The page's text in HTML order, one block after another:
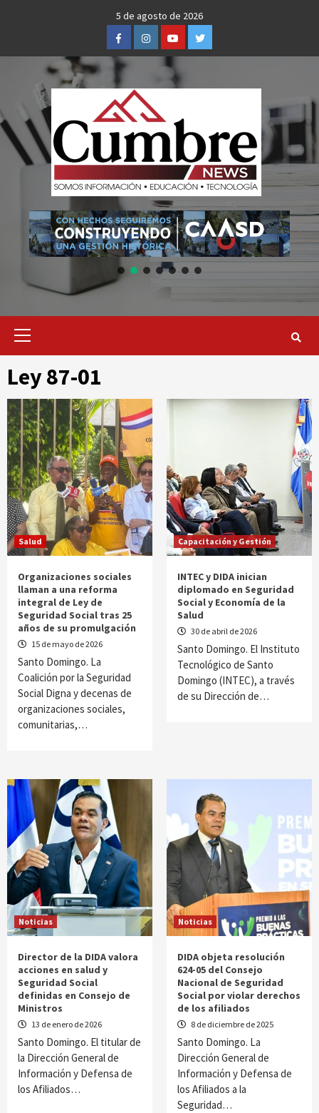
5 de agosto de 2026
FacebookInstagramYoutubeTwitter
Primary
Ley 87-01
Salud
Organizaciones sociales
llaman a una reforma
integral de Ley de
Seguridad Social tras 25
años de su promulgación
15 de mayo de 2026
Santo Domingo. La
Coalición por la Seguridad
Social Digna y decenas de
organizaciones sociales,
comunitarias,…
Capacitación y Gestión
INTEC y DIDA inician
diplomado en Seguridad
Social y Economía de la
Salud
30 de abril de 2026
Santo Domingo. El Instituto
Tecnológico de Santo
Domingo (INTEC), a través
de su Dirección de…
Noticias
Director de la DIDA valora
acciones en salud y
Seguridad Social
definidas en Consejo de
Ministros
13 de enero de 2026
Santo Domingo. El titular de
la Dirección General de
Información y Defensa de
los Afiliados…
Noticias
DIDA objeta resolución
624-05 del Consejo
Nacional de Seguridad
Social por violar derechos
de los afiliados
8 de diciembre de 2025
Santo Domingo. La
Dirección General de
Información y Defensa de
los Afiliados a la
Seguridad…